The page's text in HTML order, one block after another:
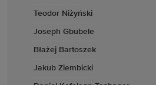
Teodor Niżyński
Joseph Gbubele
Błażej Bartoszek
Jakub Ziembicki